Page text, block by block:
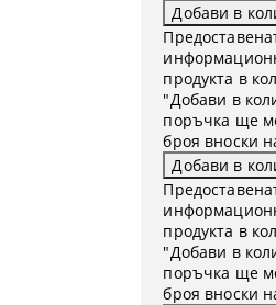
продукта в
"Добави в
поръчка ще
броя вноски
продукта в
"Добави в
поръчка ще
броя вноски